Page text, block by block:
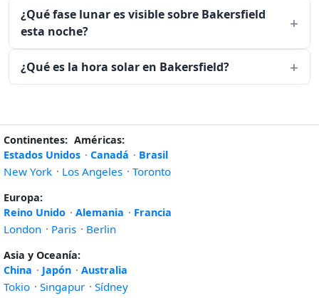
¿Qué fase lunar es visible sobre Bakersfield
esta noche?
¿Qué es la hora solar en Bakersfield?
Continentes: Américas:
Estados Unidos · Canadá · Brasil
New York · Los Angeles · Toronto
Europa:
Reino Unido · Alemania · Francia
London · Paris · Berlin
Asia y Oceanía:
China · Japón · Australia
Tokio · Singapur · Sídney